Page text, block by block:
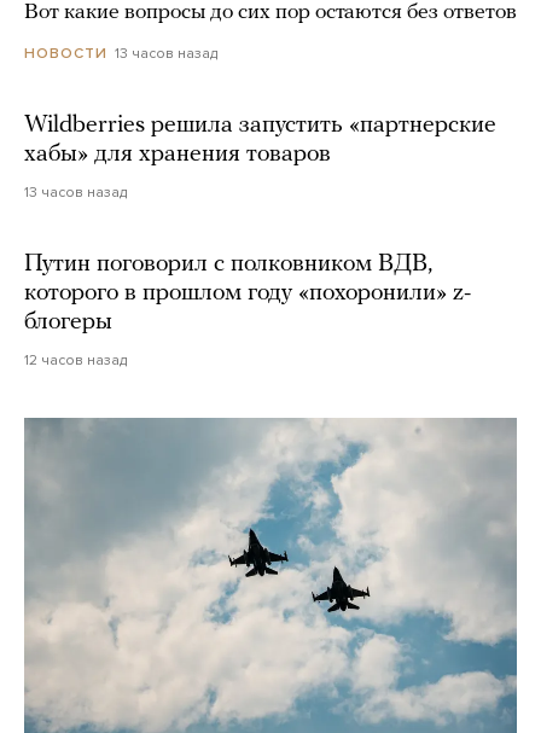
Вот какие вопросы до сих пор остаются без ответов
НОВОСТИ 13 часов назад
Wildberries решила запустить «партнерские
хабы» для хранения товаров
13 часов назад
Путин поговорил с полковником ВДВ,
которого в прошлом году «похоронили» z-
блогеры
12 часов назад